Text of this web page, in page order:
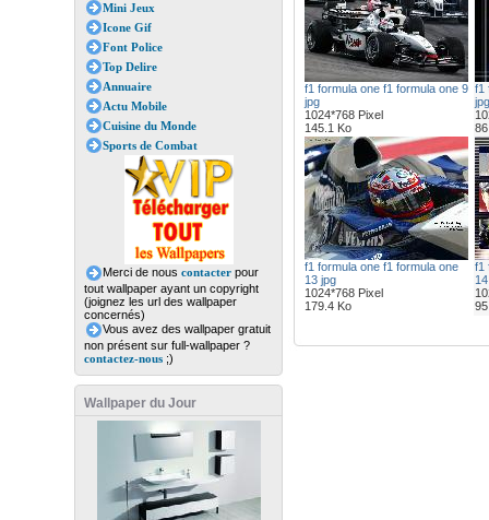
Mini Jeux
Icone Gif
Font Police
Top Delire
Annuaire
Actu Mobile
Cuisine du Monde
Sports de Combat
Merci de nous contacterpour
tout wallpaper ayant un copyright
(joignez les url des wallpaper
concernés)
Vous avez des wallpaper gratuit
non présent sur full-wallpaper ?
contactez-nous;)
Wallpaper du Jour
f1 formula one f1 formula one 9
jpg
1024*768 Pixel
145.1 Ko
f1
jpg
f1 formula one f1 formula one
13 jpg
1024*768 Pixel
179.4 Ko
f1